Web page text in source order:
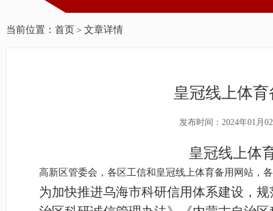
当前位置： 首页 > 文章详情
皇冠线上体
发布时间：2024年01月
皇冠线上体
高新区管委会，各区工信和皇冠线上体育备用网站，
为加快推进乌海市科研信用体系建设，